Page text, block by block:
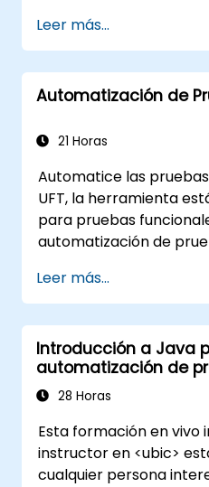
Leer más...
Automatización de
21 Horas
Automatice las
UFT, la herramienta
para pruebas
automatización de
identificación de
parametrizadas,
pruebas en
API mediante
a convertir casos de
scripts automatizados
marcos de prueba
trabajo de garantía de
empresarial y pruebas
Leer más...
Introducción a Java
automatización de
28 Horas
Esta formación en vivo
instructor en <ubic>
cualquier persona